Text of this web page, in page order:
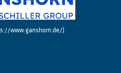
www.ganshorn.de/)